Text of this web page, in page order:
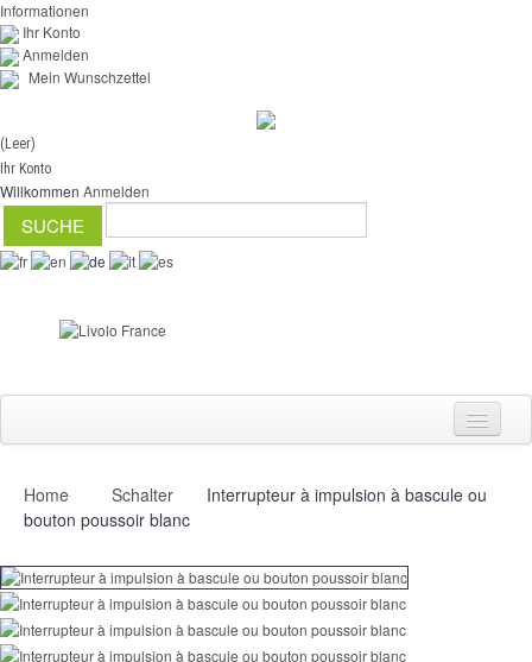
Informationen
Ihr Konto
Anmelden
Mein Wunschzettel
(Leer)
Ihr Konto
Willkommen Anmelden
Schalter
Kreuzschalters
Steckdose
Home Schalter
Interrupteur à impulsion à bascule ou
bouton poussoir blanc